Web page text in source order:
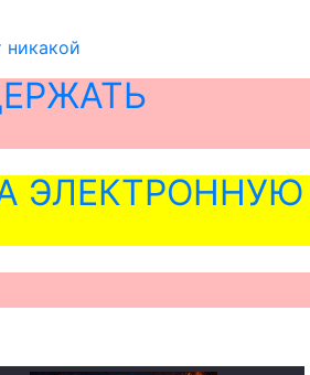
никакой
ЭЛЕКТРОННУЮ